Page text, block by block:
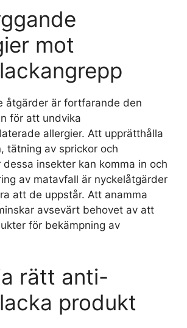
mot
åtgärder är fortfarande den
för att undvika
allergier. Att upprätthålla
tätning av sprickor och
dessa insekter kan komma in och
av matavfall är nyckelåtgärder
att de uppstår. Att anamma
avsevärt behovet av att
för bekämpning av
rätt anti-
produkt